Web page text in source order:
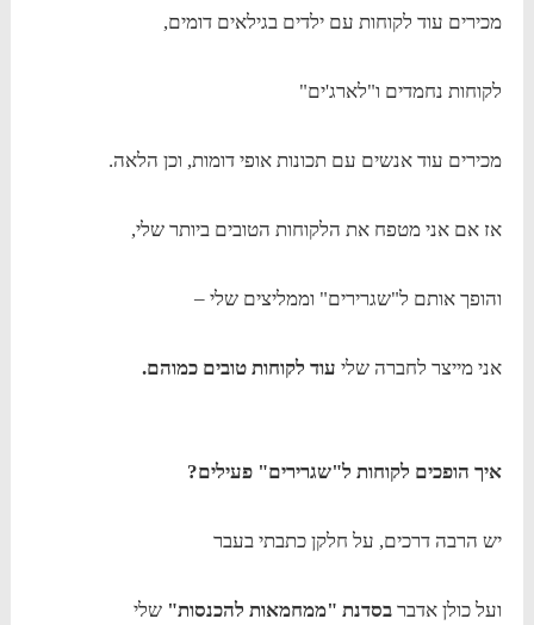
מכירים עוד לקוחות עם ילדים בגילאים דומים,
לקוחות נחמדים ו"לארג'ים"
מכירים עוד אנשים עם תכונות אופי דומות, וכן הלאה.
אז אם אני מטפח את הלקוחות הטובים ביותר שלי,
והופך אותם ל"שגרירים" וממליצים שלי –
אני מייצר לחברה שלי עוד לקוחות טובים כמוהם.
איך הופכים לקוחות ל"שגרירים" פעילים?
יש הרבה דרכים, על חלקן כתבתי בעבר
ועל כולן אדבר בסדנת "ממחמאות להכנסות" שלי